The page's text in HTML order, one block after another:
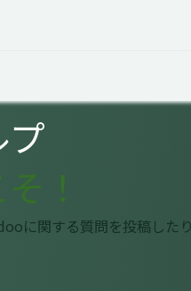
！
に関する質問を投稿した